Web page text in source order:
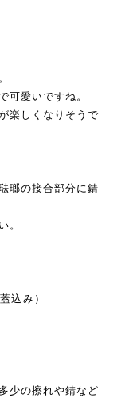
可愛いですね。
楽しくなりそうで
瑯の接合部分に錆
。
込み）
少の擦れや錆など